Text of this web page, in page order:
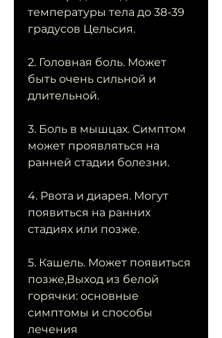
температуры тела до 38-39
градусов Цельсия.
2. Головная боль. Может
быть очень сильной и
длительной.
3. Боль в мышцах. Симптом
может проявляться на
ранней стадии болезни.
4. Рвота и диарея. Могут
появиться на ранних
стадиях или позже.
5. Кашель. Может появиться
позже,Выход из белой
горячки: основные
симптомы и способы
лечения